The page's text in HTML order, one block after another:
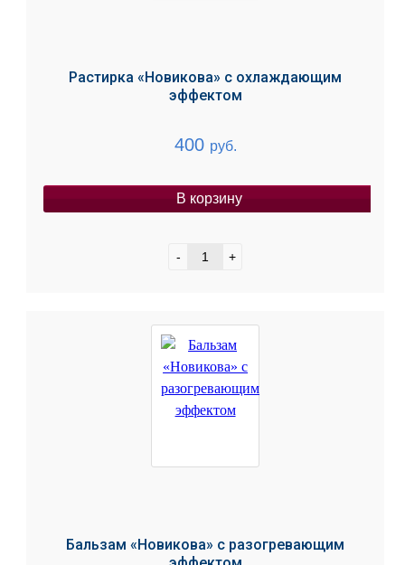
Растирка «Новикова» с охлаждающим
эффектом
400 руб.
В корзину
- +
Бальзам «Новикова» с разогревающим